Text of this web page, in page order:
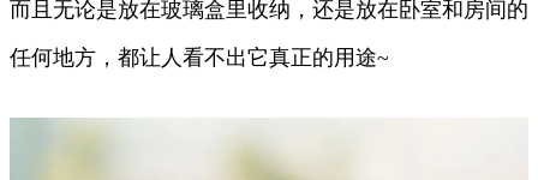
而且无论是放在玻璃盒里收纳，还是放在卧室和房间的
任何地方，都让人看不出它真正的用途~